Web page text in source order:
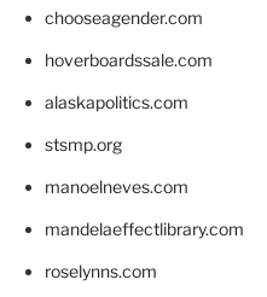
chooseagender.com
hoverboardssale.com
alaskapolitics.com
stsmp.org
manoelneves.com
mandelaeffectlibrary.com
roselynns.com